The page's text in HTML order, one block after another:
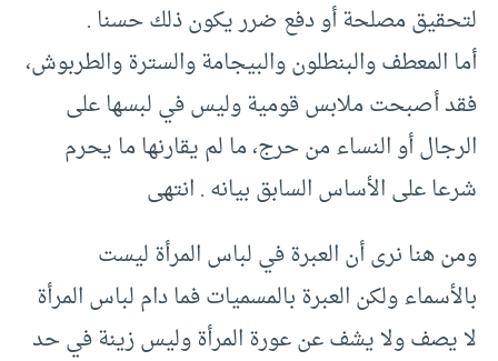
لتحقيق مصلحة أو دفع ضرر يكون ذلك حسنا .‏
أما المعطف والبنطلون والبيجامة والسترة والطربوش،
فقد أصبحت ملابس قومية وليس في لبسها على
الرجال أو النساء من حرج، ما لم يقارنها ما يحرم
شرعا على الأساس السابق بيانه .‏ انتهى
ومن هنا نرى أن العبرة في لباس المرأة ليست
بالأسماء ولكن العبرة بالمسميات فما دام لباس المرأة
لا يصف ولا يشف عن عورة المرأة وليس زينة في حد